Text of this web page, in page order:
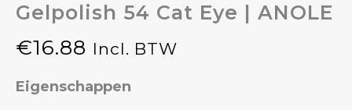
Gelpolish 54 Cat Eye | ANOLE
€16.88 Incl. BTW
Eigenschappen